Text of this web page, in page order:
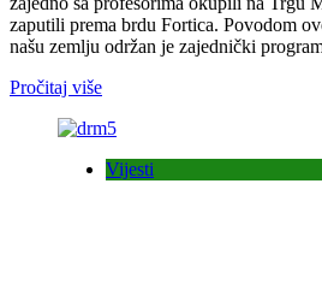
zaputili prema brdu Fortica. Povodom
našu zemlju održan je zajednički
Pročitaj više
Vijesti